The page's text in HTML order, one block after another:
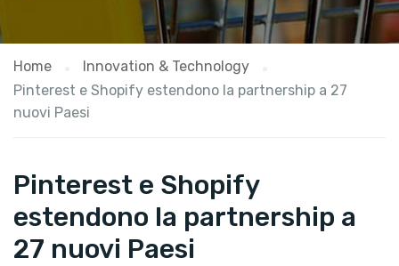
Home
Innovation & Technology
Pinterest e Shopify estendono la partnership a 27
nuovi Paesi
Pinterest e Shopify
estendono la partnership a
27 nuovi Paesi